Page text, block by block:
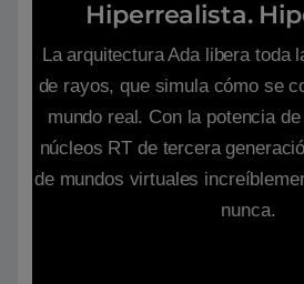
Hiperrealista.
La arquitectura Ada libera toda
de rayos, que simula cómo se
mundo real. Con la potencia
núcleos RT de tercera
de mundos virtuales
nunca.